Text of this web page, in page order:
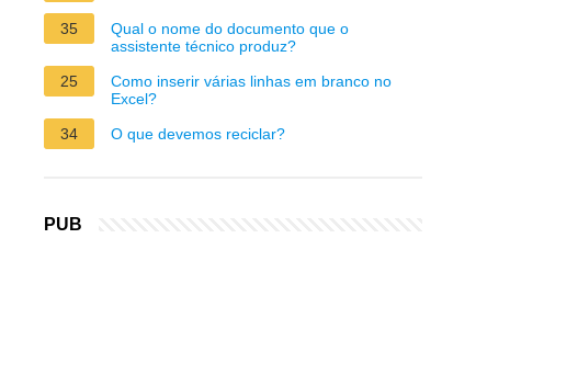
35
Qual o nome do documento que o
assistente técnico produz?
25
Como inserir várias linhas em branco no
Excel?
34
O que devemos reciclar?
PUB